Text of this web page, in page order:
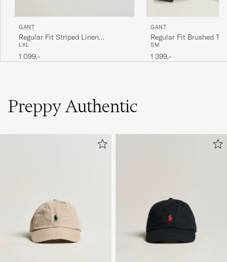
GANT
Regular Fit Striped Linen
Drawstring Shorts Evening Blue
LXL
1 099,-
GANT
Regular Fit Brushed
Black Brown
SM
1 399,-
Preppy Authentic